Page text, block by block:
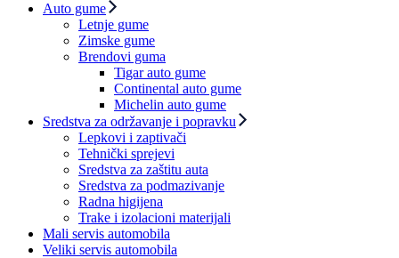
Auto gume
Letnje gume
Zimske gume
Brendovi guma
Tigar auto gume
Continental auto gume
Michelin auto gume
Sredstva za održavanje i popravku
Lepkovi i zaptivači
Tehnički sprejevi
Sredstva za zaštitu auta
Sredstva za podmazivanje
Radna higijena
Trake i izolacioni materijali
Mali servis automobila
Veliki servis automobila